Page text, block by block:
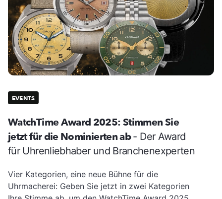
EVENTS
WatchTime Award 2025: Stimmen Sie
jetzt für die Nominierten ab- Der Award
für Uhrenliebhaber und Branchenexperten
Vier Kategorien, eine neue Bühne für die
Uhrmacherei: Geben Sie jetzt in zwei Kategorien